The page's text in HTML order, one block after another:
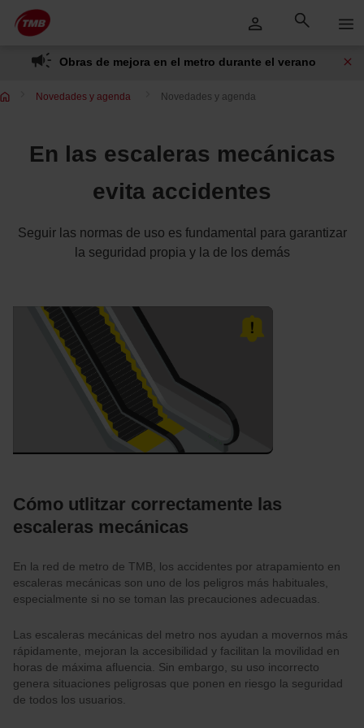
Saltar al contenido principal
Saltar
al
contenido
Obras de mejora en el metro durante el verano
Novedades y agenda Novedades y agenda
En las escaleras mecánicas
evita accidentes
Seguir las normas de uso es fundamental para garantizar
la seguridad propia y la de los demás
Cómo utlitzar correctamente las
escaleras mecánicas
En la red de metro de TMB, los accidentes por atrapamiento en
escaleras mecánicas son uno de los peligros más habituales,
especialmente si no se toman las precauciones adecuadas.
Las escaleras mecánicas del metro nos ayudan a movernos más
rápidamente, mejoran la accesibilidad y facilitan la movilidad en
horas de máxima afluencia. Sin embargo, su uso incorrecto
genera situaciones peligrosas que ponen en riesgo la seguridad
de todos los usuarios.